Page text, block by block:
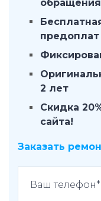
обращения
предоплат
2 лет
Скидка
сайта!
Заказать